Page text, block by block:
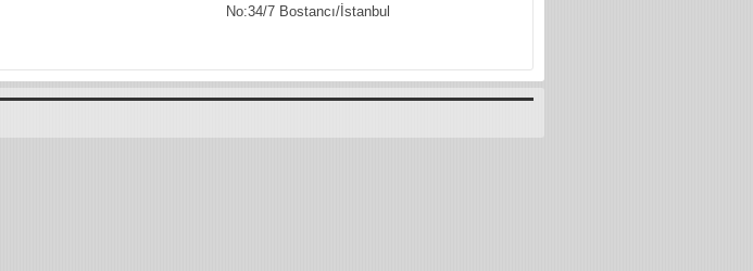
No:34/7 Bostancı/İstanbul